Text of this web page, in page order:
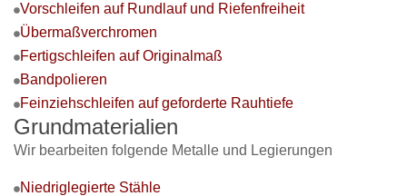
Niedriglegierte Stähle
Grundmaterialien
Wir bearbeiten folgende Metalle und Legierungen
Vorschleifen auf Rundlauf und Riefenfreiheit
Übermaßverchromen
Fertigschleifen auf Originalmaß
Bandpolieren
Feinziehschleifen auf geforderte Rauhtiefe